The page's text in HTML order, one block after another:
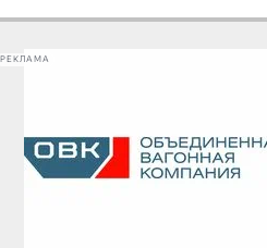
РЕКЛАМА